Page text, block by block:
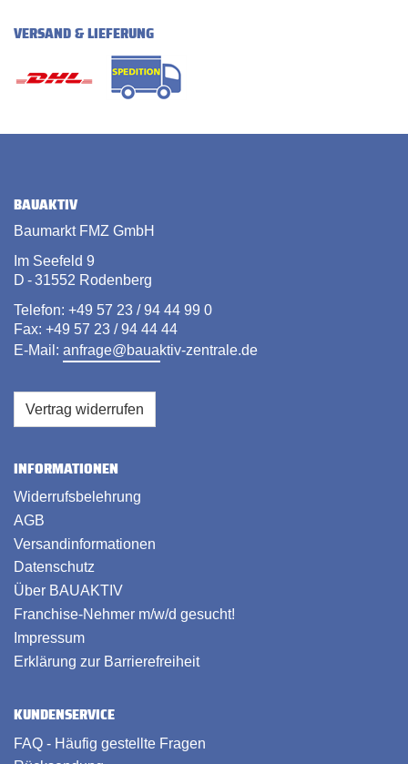
VERSAND & LIEFERUNG
BAUAKTIV
Baumarkt FMZ GmbH
Im Seefeld 9
D - 31552 Rodenberg
Telefon: +49 57 23 / 94 44 99 0
Fax: +49 57 23 / 94 44 44
E-Mail: anfrage@bauaktiv-zentrale.de
Vertrag widerrufen
INFORMATIONEN
Widerrufsbelehrung
AGB
Versandinformationen
Datenschutz
Über BAUAKTIV
Franchise-Nehmer m/w/d gesucht!
Impressum
Erklärung zur Barrierefreiheit
KUNDENSERVICE
FAQ - Häufig gestellte Fragen